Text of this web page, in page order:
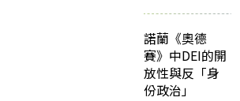
諾蘭《奧德
賽》中DEI的開
放性與反「身
份政治」